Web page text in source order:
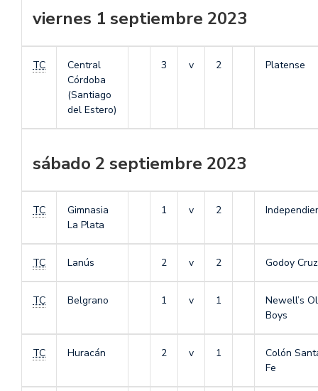
viernes 1 septiembre 2023
TC
Central
Córdoba
(Santiago
del Estero)
3 v 2 Platense
sábado 2 septiembre 2023
TC
Gimnasia
La Plata
1 v 2
TC Lanús 2 v 2 Godoy Cruz
TC Belgrano 1 v 1
Newell’s
Boys
TC Huracán 2 v 1
Colón
Fe